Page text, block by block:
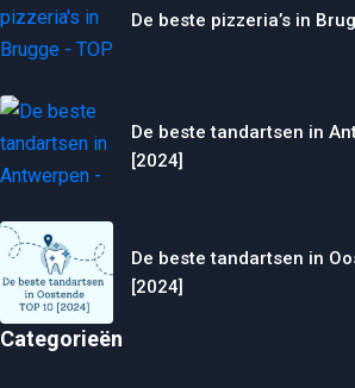
De beste pizzeria’s in
De beste tandartsen in
[2024]
De beste tandartsen in
[2024]
Categorieën